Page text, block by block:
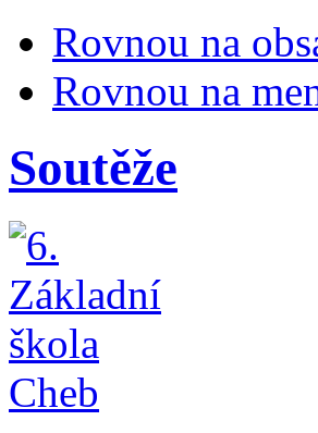
Rovnou na
Rovnou na
Soutěže